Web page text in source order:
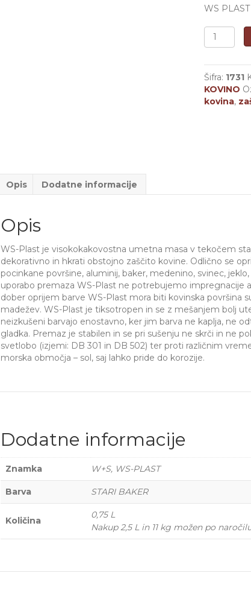
WS
BARVA
ZA
|
0007
STARI
BAKER
Šifra: 1731
KOVINO
kovina,
Opis Dodatne informacije
Opis
WS-Plast je visokokakovostna umetna masa v tekočem
dekorativno in hkrati obstojno zaščito kovine. Odlično se
pocinkane površine, aluminij, baker, medenino, svinec,
uporabo premaza WS-Plast ne potrebujemo impregnacije
dober oprijem barve WS-Plast mora biti kovinska površina
madežev. WS-Plast je tiksotropen in se z mešanjem bolj
neizkušeni barvajo enostavno, ker jim barva ne kaplja, ne
gladka. Premaz je stabilen in se pri sušenju ne skrči in ne
svetlobo (izjemi: DB 301 in DB 502) ter proti različnim
morska območja – sol, saj lahko pride do korozije.
Dodatne informacije
Znamka W+S, WS-PLAST
Barva STARI BAKER
Količina
0,75 L
Nakup 2,5 L in 11 kg možen po